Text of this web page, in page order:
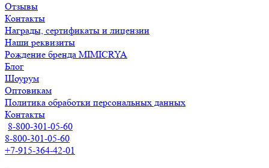
Отзывы
Контакты
Награды, сертификаты и лицензии
Наши реквизиты
Рождение бренда MIMICRYA
Блог
Шоурум
Оптовикам
Политика обработки персональных данных
Контакты
8-800-301-05-60
8-800-301-05-60
+7-915-364-42-01